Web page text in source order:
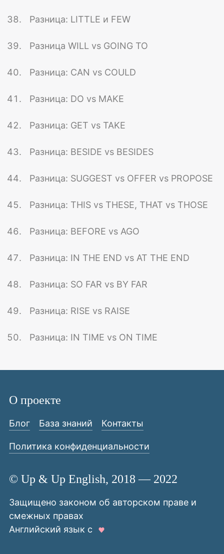
Разница: LITTLE и FEW
Разница WILL vs GOING TO
Разница: CAN vs COULD
Разница: DO vs MAKE
Разница: GET vs TAKE
Разница: BESIDE vs BESIDES
Разница: SUGGEST vs OFFER vs PROPOSE
Разница: THIS vs THESE, THAT vs THOSE
Разница: BEFORE vs AGO
Разница: IN THE END vs AT THE END
Разница: SO FAR vs BY FAR
Разница: RISE vs RAISE
Разница: IN TIME vs ON TIME
© Up & Up English, 2018 — 2022
Защищено законом об авторском праве и
смежных правах
Английский язык с
О проекте
Блог База знаний Контакты
Политика конфиденциальности